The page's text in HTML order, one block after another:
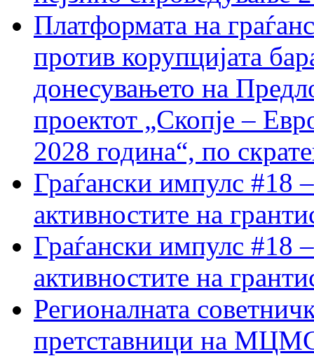
Платформата на
против корупцијата
донесувањето на
проектот „Скопје –
2028 година“, по
Граѓански импулс #18
активностите на
Граѓански импулс #18
активностите на
Регионалната
претставници на МЦМС